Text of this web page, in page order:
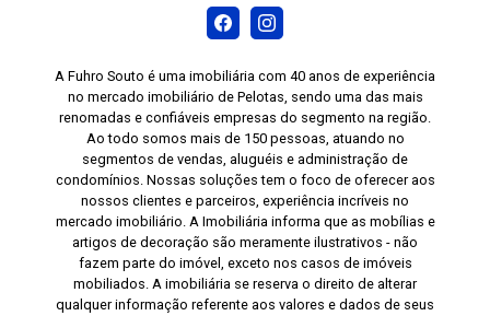
A Fuhro Souto é uma imobiliária com 40 anos de experiência
no mercado imobiliário de Pelotas, sendo uma das mais
renomadas e confiáveis empresas do segmento na região.
Ao todo somos mais de 150 pessoas, atuando no
segmentos de vendas, aluguéis e administração de
condomínios. Nossas soluções tem o foco de oferecer aos
nossos clientes e parceiros, experiência incríveis no
mercado imobiliário. A Imobiliária informa que as mobílias e
artigos de decoração são meramente ilustrativos - não
fazem parte do imóvel, exceto nos casos de imóveis
mobiliados. A imobiliária se reserva o direito de alterar
qualquer informação referente aos valores e dados de seus